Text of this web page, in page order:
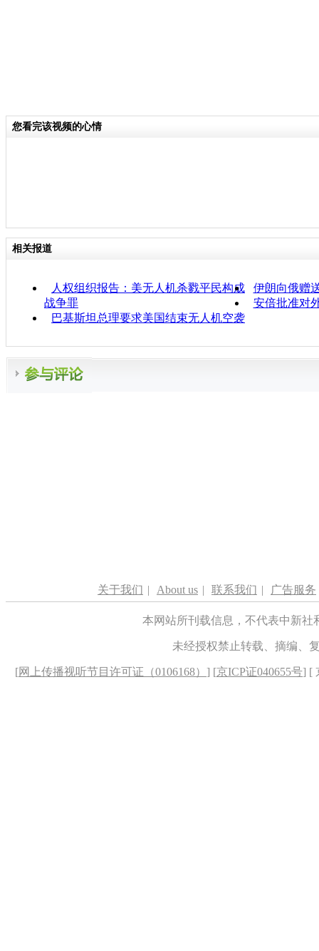
您看完该视频的心情
相关报道
人权组织报告：美无人机杀戮平民构成
战争罪
伊朗向俄赠
安倍批准对
巴基斯坦总理要求美国结束无人机空袭
关于我们 | About us | 联系我们 | 广告服务
本网站所刊载信息，不代表中新
未经授权禁止转载、摘编、
[网上传播视听节目许可证（0106168） ] [京ICP证040655号] [